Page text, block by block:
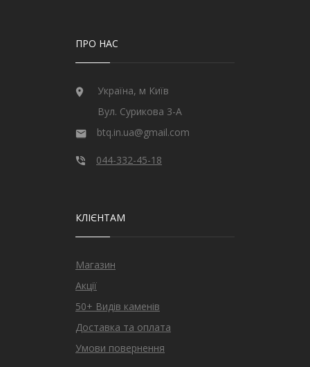
ПРО НАС
Україна, м Київ
Вул. Сурикова 3-А
btq.in.ua@gmail.com
044-332-45-18
КЛІЄНТАМ
Магазин
Акції
50+ Видів каменів
Доставка та оплата
Умови повернення